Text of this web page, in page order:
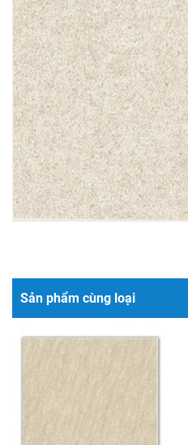
Sản phẩm cùng loại